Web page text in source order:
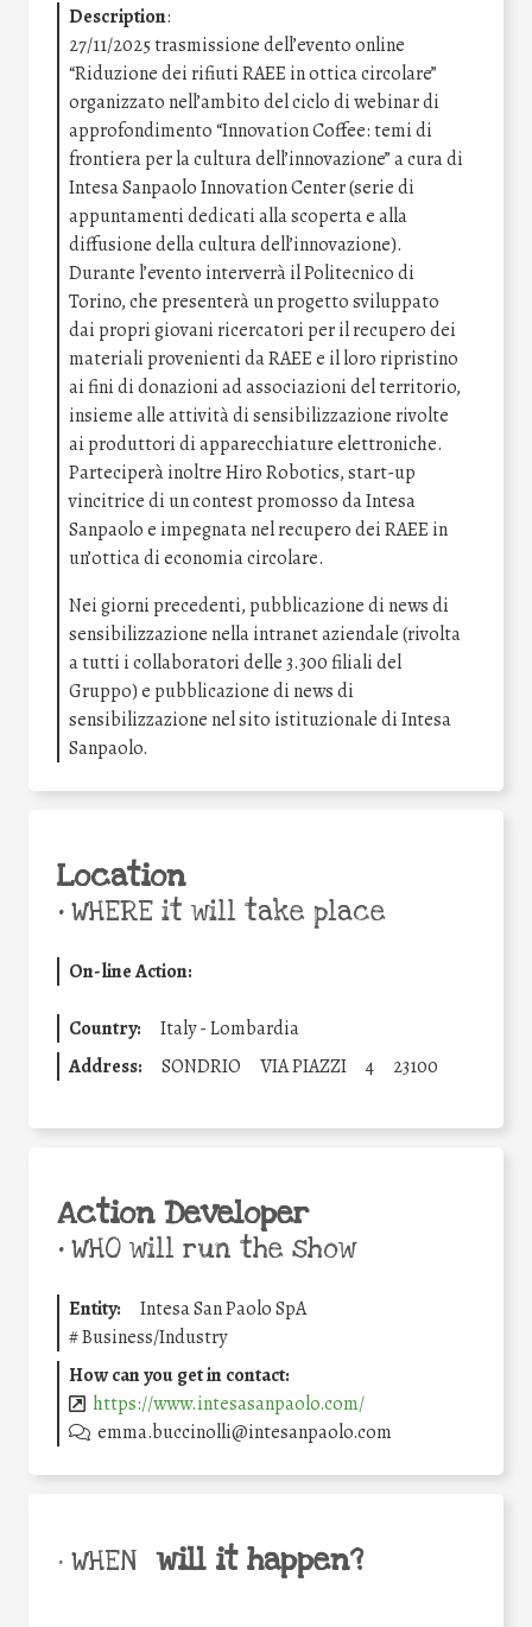
Description:
27/11/2025 trasmissione dell’evento online
“Riduzione dei rifiuti RAEE in ottica circolare”
organizzato nell’ambito del ciclo di webinar di
approfondimento “Innovation Coffee: temi di
frontiera per la cultura dell’innovazione” a cura di
Intesa Sanpaolo Innovation Center (serie di
appuntamenti dedicati alla scoperta e alla
diffusione della cultura dell’innovazione).
Durante l’evento interverrà il Politecnico di
Torino, che presenterà un progetto sviluppato
dai propri giovani ricercatori per il recupero dei
materiali provenienti da RAEE e il loro ripristino
ai fini di donazioni ad associazioni del territorio,
insieme alle attività di sensibilizzazione rivolte
ai produttori di apparecchiature elettroniche.
Parteciperà inoltre Hiro Robotics, start-up
vincitrice di un contest promosso da Intesa
Sanpaolo e impegnata nel recupero dei RAEE in
un’ottica di economia circolare.
Nei giorni precedenti, pubblicazione di news di
sensibilizzazione nella intranet aziendale (rivolta
a tutti i collaboratori delle 3.300 filiali del
Gruppo) e pubblicazione di news di
sensibilizzazione nel sito istituzionale di Intesa
Sanpaolo.
Location
•WHERE it will take place
On-line Action:
Country:
Italy - Lombardia
Address:
SONDRIO VIA PIAZZI 4 23100
Action Developer
•WHO will run the show
Entity:
Intesa San Paolo SpA
#Business/Industry
How can you get in contact:
https://www.intesasanpaolo.com/
emma.buccinolli@intesanpaolo.com
• WHEN will it happen?